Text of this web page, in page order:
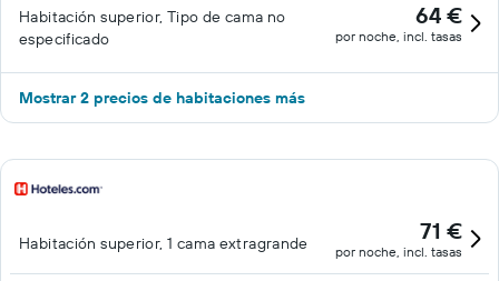
Habitación superior, Tipo de cama no
especificado
64 €
por noche, incl. tasas
Mostrar 2 precios de habitaciones más
Habitación superior, 1 cama extragrande 71 €
por noche, incl. tasas